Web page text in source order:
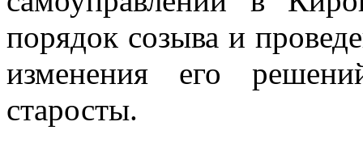
порядок созыва и
изменения его
старосты.